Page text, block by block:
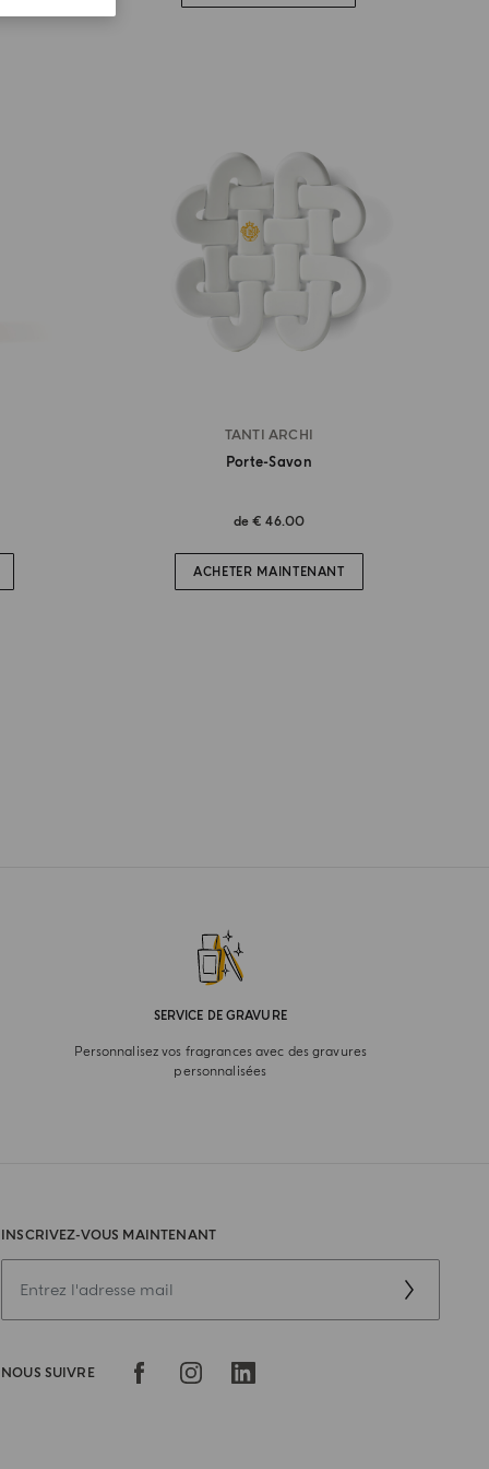
TANTI ARCHI
Porte-Savon
de€ 46.00
ACHETER MAINTENANT
SERVICE DE GRAVURE
Personnalisez vos fragrances avec des gravures
personnalisées
INSCRIVEZ-VOUS MAINTENANT
NOUS SUIVRE